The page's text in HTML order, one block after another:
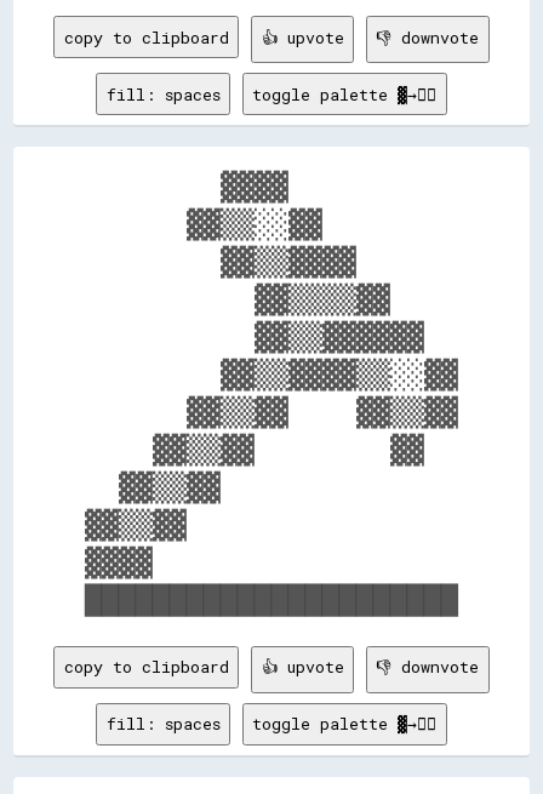
copy to clipboard 👍 upvote 👎 downvote
fill: spaces toggle palette ▓→✊🏽
        ▓▓▓▓
      ▓▓▒▒░░▓▓
        ▓▓▒▒▓▓▓▓
          ▓▓▒▒▒▒▓▓
          ▓▓▒▒▓▓▓▓▓▓
        ▓▓▒▒▓▓▓▓▒▒░░▓▓
      ▓▓▒▒▓▓    ▓▓▒▒▓▓
    ▓▓▒▒▓▓        ▓▓
  ▓▓▒▒▓▓
▓▓▒▒▓▓
▓▓▓▓
copy to clipboard 👍 upvote 👎 downvote
fill: spaces toggle palette ▓→✊🏽